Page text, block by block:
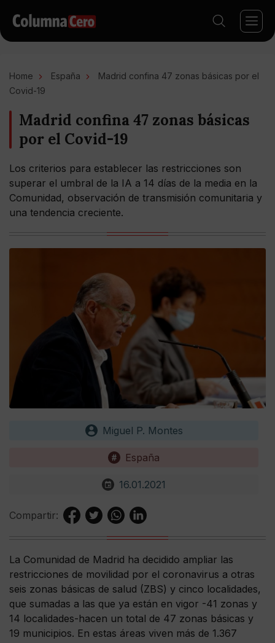
Home España
Madrid confina 47 zonas básicas por el
Covid-19
Madrid confina 47 zonas básicas
por el Covid-19
Los criterios para establecer las restricciones son
superar el umbral de la IA a 14 días de la media en la
Comunidad, observación de transmisión comunitaria y
una tendencia creciente.
Miguel P. Montes
España
16.01.2021
Compartir:
La Comunidad de Madrid ha decidido ampliar las
restricciones de movilidad por el coronavirus a otras
seis zonas básicas de salud (ZBS) y cinco localidades,
que sumadas a las que ya están en vigor -41 zonas y
14 localidades-hacen un total de 47 zonas básicas y
19 municipios. En estas áreas viven más de 1.367